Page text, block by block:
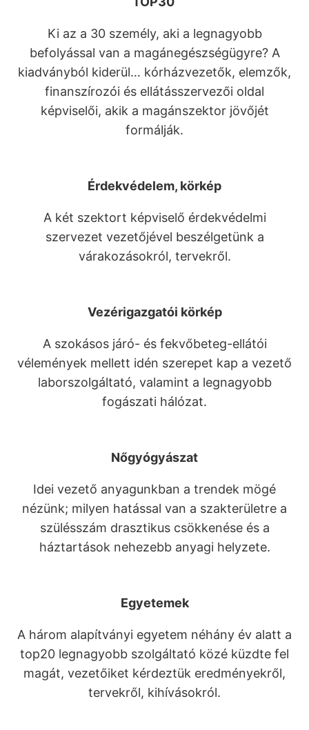
Ki az a 30 személy, aki a legnagyobb
befolyással van a magánegészségügyre? A
kiadványból kiderül… kórházvezetők, elemzők,
finanszírozói és ellátásszervezői oldal
képviselői, akik a magánszektor jövőjét
formálják.
Érdekvédelem, körkép
A két szektort képviselő érdekvédelmi
szervezet vezetőjével beszélgetünk a
várakozásokról, tervekről.
Vezérigazgatói körkép
A szokásos járó- és fekvőbeteg-ellátói
vélemények mellett idén szerepet kap a vezető
laborszolgáltató, valamint a legnagyobb
fogászati hálózat.
Nőgyógyászat
Idei vezető anyagunkban a trendek mögé
nézünk; milyen hatással van a szakterületre a
szülésszám drasztikus csökkenése és a
háztartások nehezebb anyagi helyzete.
Egyetemek
A három alapítványi egyetem néhány év alatt a
top20 legnagyobb szolgáltató közé küzdte fel
magát, vezetőiket kérdeztük eredményekről,
tervekről, kihívásokról.